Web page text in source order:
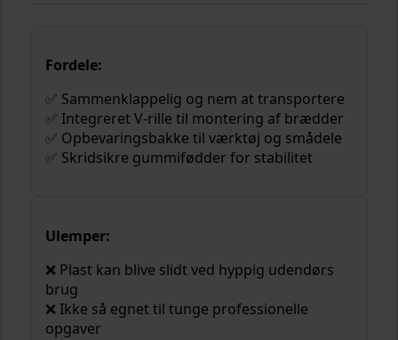
Fordele:
✅ Sammenklappelig og nem at transportere
✅ Integreret V-rille til montering af brædder
✅ Opbevaringsbakke til værktøj og smådele
✅ Skridsikre gummifødder for stabilitet
Ulemper:
❌ Plast kan blive slidt ved hyppig udendørs
brug
❌ Ikke så egnet til tunge professionelle
opgaver